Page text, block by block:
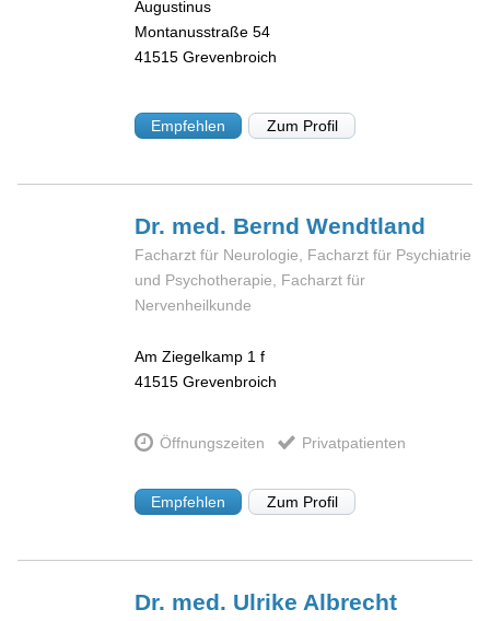
Augustinus
Montanusstraße 54
41515 Grevenbroich
Empfehlen Zum Profil
Dr. med. BerndWendtland
Facharzt für Neurologie, Facharzt für Psychiatrie
und Psychotherapie, Facharzt für
Nervenheilkunde
Am Ziegelkamp 1 f
41515 Grevenbroich
Öffnungszeiten Privatpatienten
Empfehlen Zum Profil
Dr. med. Ulrike Albrecht